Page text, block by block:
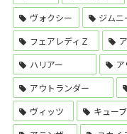
ヴォクシー
ジムニ
フェアレディＺ
ハリアー
アウトランダー
ヴィッツ
キューブ